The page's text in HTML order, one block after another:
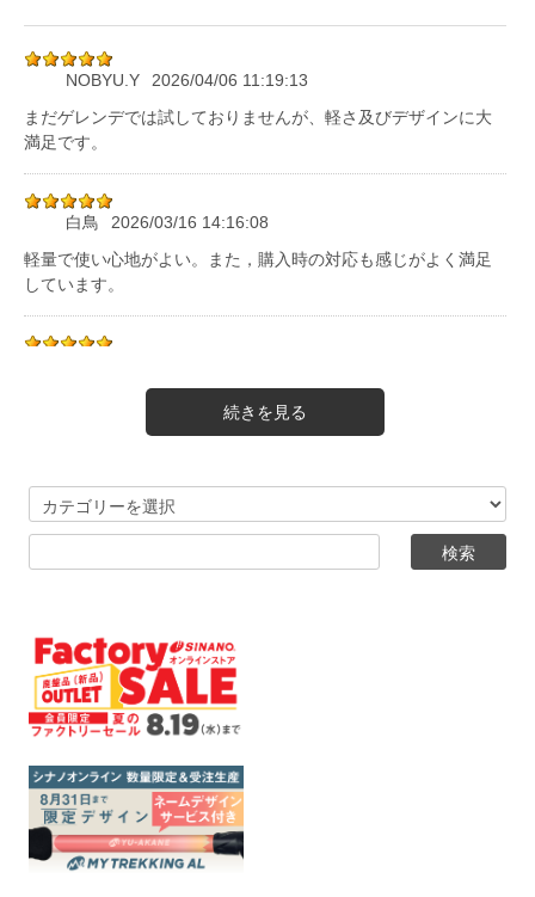
NOBYU.Y
2026/04/06 11:19:13
まだゲレンデでは試しておりませんが、軽さ及びデザインに大
満足です。
白鳥
2026/03/16 14:16:08
軽量で使い心地がよい。また，購入時の対応も感じがよく満足
しています。
軽くていんですが 長さが少し長かったみたいです。